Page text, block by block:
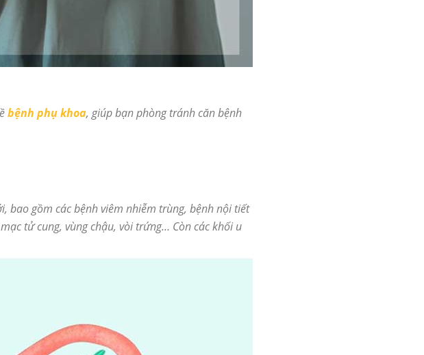
bệnh phụ khoa, giúp bạn phòng tránh căn bệnh
bao gồm các bệnh viêm nhiễm trùng, bệnh nội tiết
tử cung, vùng chậu, vòi trứng… Còn các khối u